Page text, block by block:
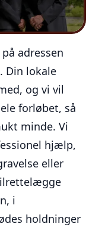
adressen
. Din lokale
og vi vil
forløbet, så
minde. Vi
hjælp,
eller
i
holdninger